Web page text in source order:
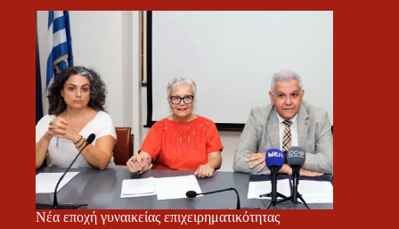
Νέα εποχή γυναικείας επιχειρηματικότητας